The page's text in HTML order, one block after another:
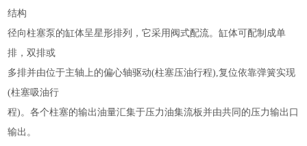
结构
径向柱塞泵的缸体呈星形排列，它采用阀式配流。缸体可配制成单
排，双排或
多排并由位于主轴上的偏心轴驱动(柱塞压油行程),复位依靠弹簧实现
(柱塞吸油行
程)。各个柱塞的输出油量汇集于压力油集流板并由共同的压力输出口
输出。